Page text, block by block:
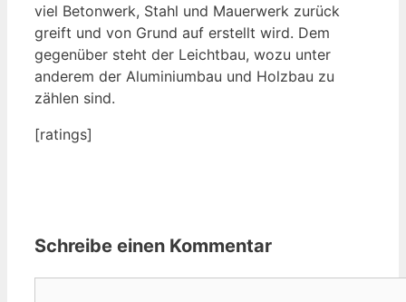
viel Betonwerk, Stahl und Mauerwerk zurück
greift und von Grund auf erstellt wird. Dem
gegenüber steht der Leichtbau, wozu unter
anderem der Aluminiumbau und Holzbau zu
zählen sind.
[ratings]
Schreibe einen Kommentar